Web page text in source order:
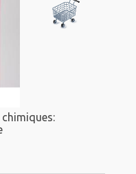
chimiques: